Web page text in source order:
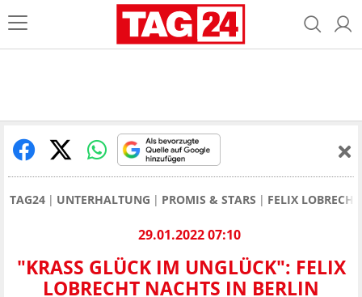
TAG24 UNTERHALTUNG PROMIS & STARS FELIX LOBRECHT
29.01.2022 07:10
"KRASS GLÜCK IM UNGLÜCK": FELIX
LOBRECHT NACHTS IN BERLIN